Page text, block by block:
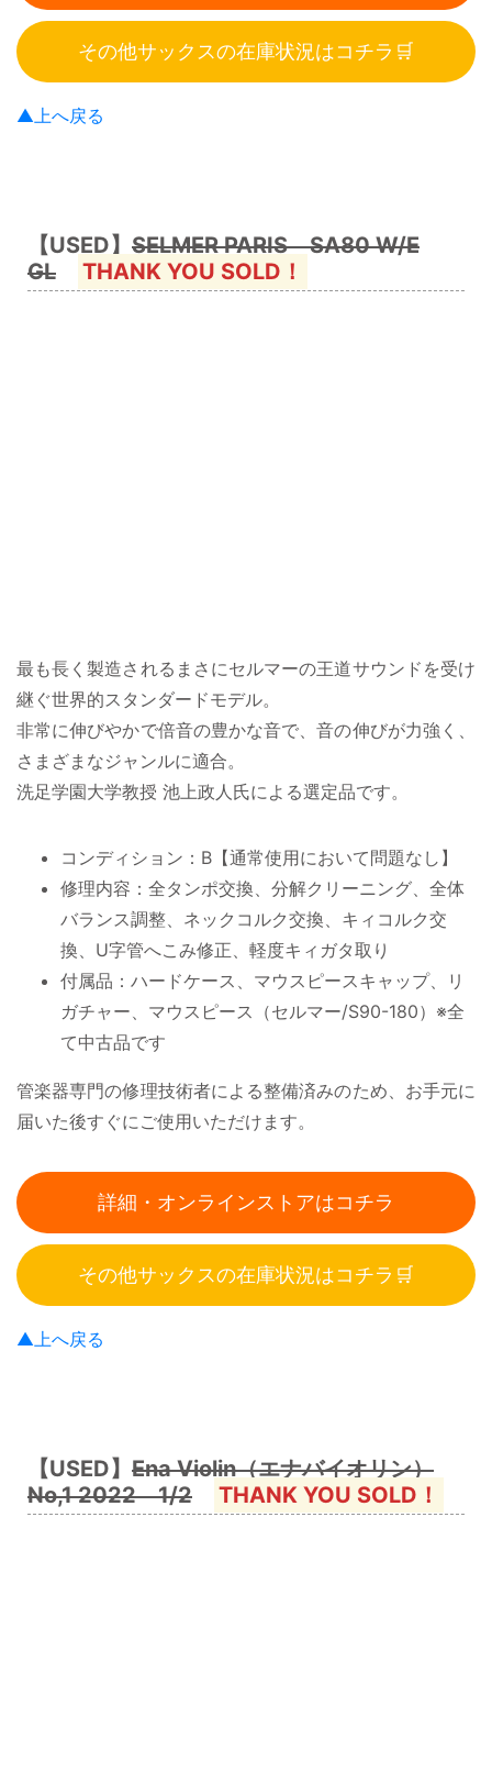
その他サックスの在庫状況はコチラ🛒
▲上へ戻る
【USED】 SELMER PARIS SA80 W/E
GL
THANK YOU SOLD！
最も長く製造されるまさにセルマーの王道サウンドを受け
継ぐ世界的スタンダードモデル。
非常に伸びやかで倍音の豊かな音で、音の伸びが力強く、
さまざまなジャンルに適合。
洗足学園大学教授 池上政人氏による選定品です。
コンディション：B【通常使用において問題なし】
修理内容：全タンポ交換、分解クリーニング、全体
バランス調整、ネックコルク交換、キィコルク交
換、U字管へこみ修正、軽度キィガタ取り
付属品：ハードケース、マウスピースキャップ、リ
ガチャー、マウスピース（セルマー/S90-180）※全
て中古品です
管楽器専門の修理技術者による整備済みのため、お手元に
届いた後すぐにご使用いただけます。
詳細・オンラインストアはコチラ
その他サックスの在庫状況はコチラ🛒
▲上へ戻る
【USED】 Ena Violin（エナバイオリン）
No,1 2022 1/2
THANK YOU SOLD！